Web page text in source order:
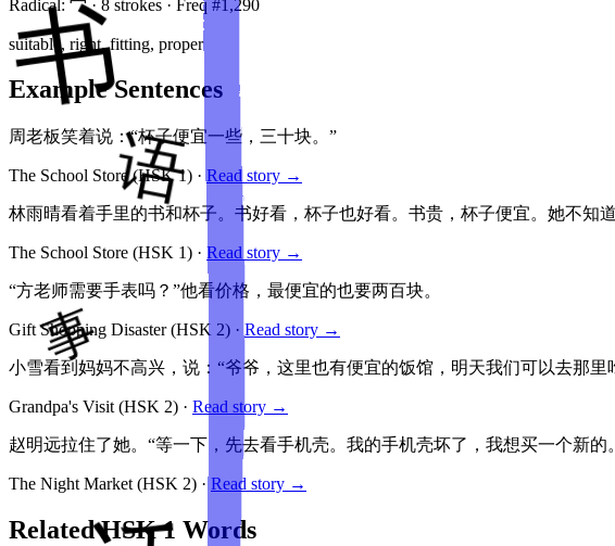
Radical: 宀· 8 strokes · Freq #1,290
suitable, right, fitting, proper
Example Sentences
周老板笑着说：“杯子便宜一些，三十块。”
The School Store(HSK1) · Read story →
林雨晴看着手里的书和杯子。书好看，杯子也好看。书贵，杯子便宜。她不知
The School Store (HSK 1) · Read story →
“方老师需要手表吗？”他看价格，最便宜的也要两百块。
Gift Shopping Disaster(HSK 2) · Read story →
小雪看到妈妈不高兴，说：“爷爷，这里也有便宜的饭馆，明天我们可以去那里
Grandpa's Visit (HSK 2) · Read story →
赵明远拉住了她。“等一下，先去看手机壳。我的手机壳坏了，我想买一个新
The Night Market (HSK 2) · Read story →
Related HSK1 Words